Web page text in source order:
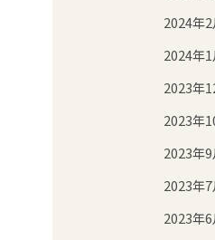
2024年2
2024年1
2023年
2023年
2023年9
2023年7
2023年6